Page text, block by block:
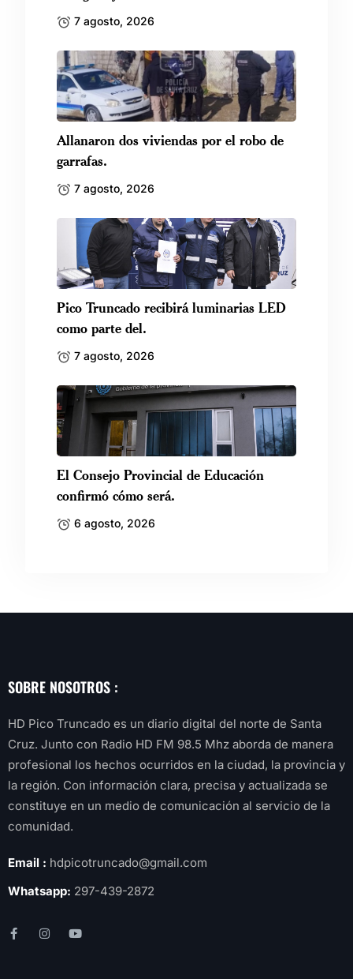
7 agosto, 2026
Allanaron dos viviendas por el robo de
garrafas.
7 agosto, 2026
Pico Truncado recibirá luminarias LED
como parte del.
7 agosto, 2026
El Consejo Provincial de Educación
confirmó cómo será.
6 agosto, 2026
SOBRE NOSOTROS :
HD Pico Truncado es un diario digital del norte de Santa
Cruz. Junto con Radio HD FM 98.5 Mhz aborda de manera
profesional los hechos ocurridos en la ciudad, la provincia y
la región. Con información clara, precisa y actualizada se
constituye en un medio de comunicación al servicio de la
comunidad.
Email : hdpicotruncado@gmail.com
Whatsapp: 297-439-2872